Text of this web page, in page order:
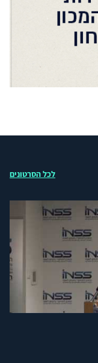
לכל הסרטונים